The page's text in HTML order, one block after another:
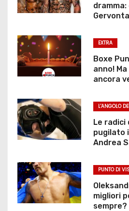
EXTRA
Boxe
anno!
ancora
L'ANGOLO
Le radici
pugilato
Andrea
PUNTO DI
migliori
sempre?